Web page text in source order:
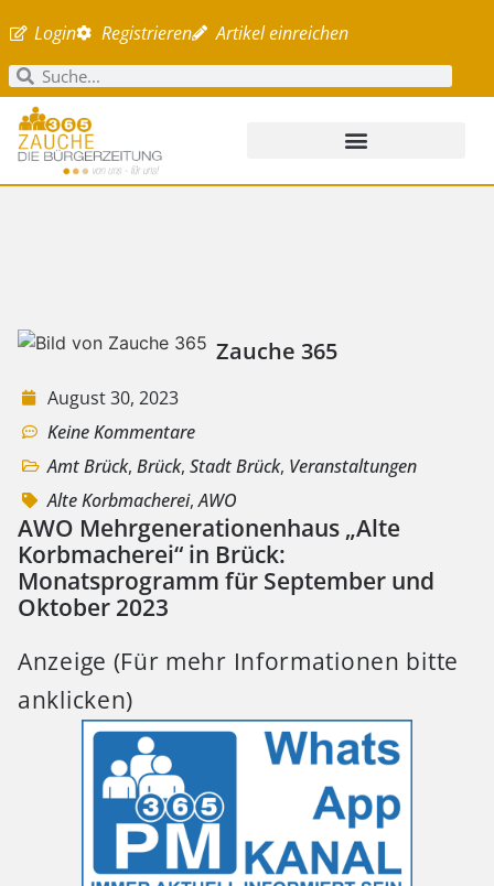
Login Registrieren Artikel einreichen
Zauche 365
August 30, 2023
Keine Kommentare
Amt Brück, Brück, Stadt Brück, Veranstaltungen
Alte Korbmacherei,AWO
AWO Mehrgenerationenhaus „Alte
Korbmacherei“ in Brück:
Monatsprogramm für September und
Oktober 2023
Anzeige (Für mehr Informationen bitte
anklicken)